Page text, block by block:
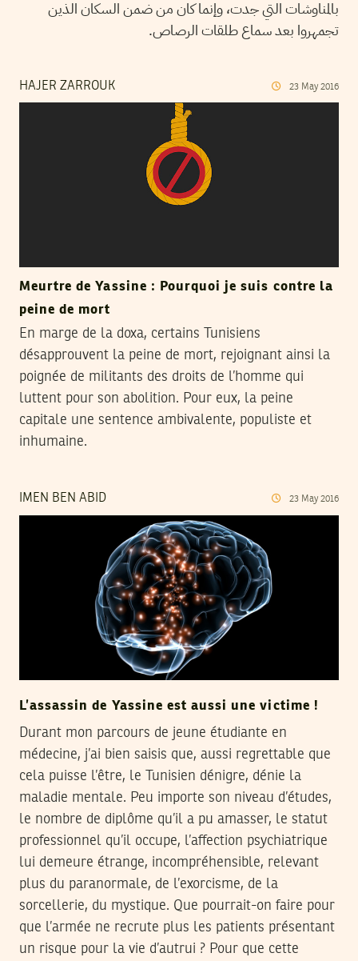
بالمناوشات التي جدت، وإنما كان من ضمن السكان الذين
تجمهروا بعد سماع طلقات الرصاص.
HAJER ZARROUK 23 May 2016
Meurtre de Yassine : Pourquoi je suis contre la
peine de mort
En marge de la doxa, certains Tunisiens
désapprouvent la peine de mort, rejoignant ainsi la
poignée de militants des droits de l’homme qui
luttent pour son abolition. Pour eux, la peine
capitale une sentence ambivalente, populiste et
inhumaine.
IMEN BEN ABID 23 May 2016
L’assassin de Yassine est aussi une victime !
Durant mon parcours de jeune étudiante en
médecine, j’ai bien saisis que, aussi regrettable que
cela puisse l’être, le Tunisien dénigre, dénie la
maladie mentale. Peu importe son niveau d’études,
le nombre de diplôme qu’il a pu amasser, le statut
professionnel qu’il occupe, l’affection psychiatrique
lui demeure étrange, incompréhensible, relevant
plus du paranormale, de l’exorcisme, de la
sorcellerie, du mystique. Que pourrait-on faire pour
que l’armée ne recrute plus les patients présentant
un risque pour la vie d’autrui ? Pour que cette